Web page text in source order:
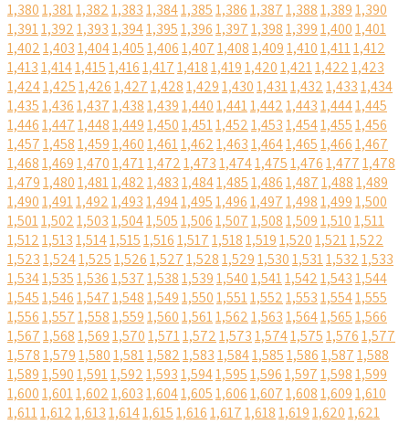
1,3801,3811,3821,3831,3841,3851,3861,3871,3881,3891,390
1,3911,3921,3931,3941,3951,3961,3971,3981,3991,4001,401
1,4021,4031,4041,4051,4061,4071,4081,4091,4101,4111,412
1,4131,4141,4151,4161,4171,4181,4191,4201,4211,4221,423
1,4241,4251,4261,4271,4281,4291,4301,4311,4321,4331,434
1,4351,4361,4371,4381,4391,4401,4411,4421,4431,4441,445
1,4461,4471,4481,4491,4501,4511,4521,4531,4541,4551,456
1,4571,4581,4591,4601,4611,4621,4631,4641,4651,4661,467
1,4681,4691,4701,4711,4721,4731,4741,4751,4761,4771,478
1,4791,4801,4811,4821,4831,4841,4851,4861,4871,4881,489
1,4901,4911,4921,4931,4941,4951,4961,4971,4981,4991,500
1,5011,5021,5031,5041,5051,5061,5071,5081,5091,5101,511
1,5121,5131,5141,5151,5161,5171,5181,5191,5201,5211,522
1,5231,5241,5251,5261,5271,5281,5291,5301,5311,5321,533
1,5341,5351,5361,5371,5381,5391,5401,5411,5421,5431,544
1,5451,5461,5471,5481,5491,5501,5511,5521,5531,5541,555
1,5561,5571,5581,5591,5601,5611,5621,5631,5641,5651,566
1,5671,5681,5691,5701,5711,5721,5731,5741,5751,5761,577
1,5781,5791,5801,5811,5821,5831,5841,5851,5861,5871,588
1,5891,5901,5911,5921,5931,5941,5951,5961,5971,5981,599
1,6001,6011,6021,6031,6041,6051,6061,6071,6081,6091,610
1,6111,6121,6131,6141,6151,6161,6171,6181,6191,6201,621